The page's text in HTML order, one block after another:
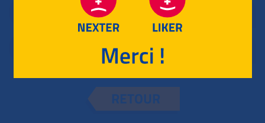
NOUVELLE CALÉDONIE
RETOUR